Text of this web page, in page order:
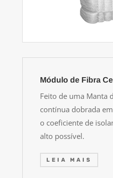
Módulo de Fibra
Feito de uma Manta
contínua dobrada
o coeficiente de
alto possível.
LEIA MAIS